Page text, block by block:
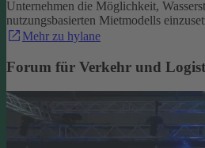
Unternehmen die Möglichkeit,
nutzungsbasierten Mietmodells
Mehr zu hylane
Forum für Verkehr und